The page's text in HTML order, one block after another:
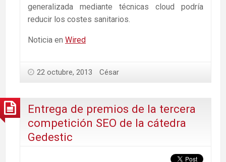
generalizada mediante técnicas cloud podría
reducir los costes sanitarios.
Noticia en Wired
22 octubre, 2013 César
Entrega de premios de la tercera
competición SEO de la cátedra
Gedestic